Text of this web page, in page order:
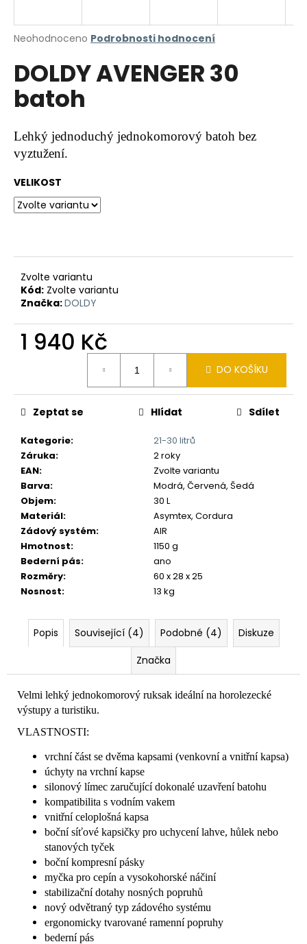
Průměrné
produktu
je
0,0
hvězdiček.
Neohodnoceno Podrobnosti hodnocení
DOLDY AVENGER 30
batoh
Lehký jednoduchý jednokomorový batoh bez
vyztužení.
VELIKOST
Zvolte variantu
Kód: Zvolte variantu
Značka:DOLDY
1 940 Kč
DO KOŠÍKU
Kategorie:
21-30 litrů
Záruka:
2 roky
EAN:
Zvolte variantu
Barva:
Modrá, Červená, Šedá
Objem:
30 L
Materiál:
Asymtex, Cordura
Zádový systém:
AIR
Hmotnost:
1150 g
Bederní pás:
ano
Rozměry:
60 x 28 x 25
Nosnost: 13 kg
Zeptat se Hlídat Sdílet
Popis Související (4) Podobné (4)
Diskuze
Značka
Velmi lehký jednokomorový ruksak ideální na horolezecké
výstupy a turistiku.
VLASTNOSTI:
vrchní část se dvěma kapsami (venkovní a vnitřní kapsa)
úchyty na vrchní kapse
silonový límec zaručující dokonalé uzavření batohu
kompatibilita s vodním vakem
vnitřní celoplošná kapsa
boční síťové kapsičky pro uchycení lahve, hůlek nebo
stanových tyček
boční kompresní pásky
myčka pro cepín a vysokohorské náčiní
stabilizační dotahy nosných popruhů
nový odvětraný typ zádového systému
ergonomicky tvarované ramenní popruhy
bederní pás
j
t
?
D
u
č
u